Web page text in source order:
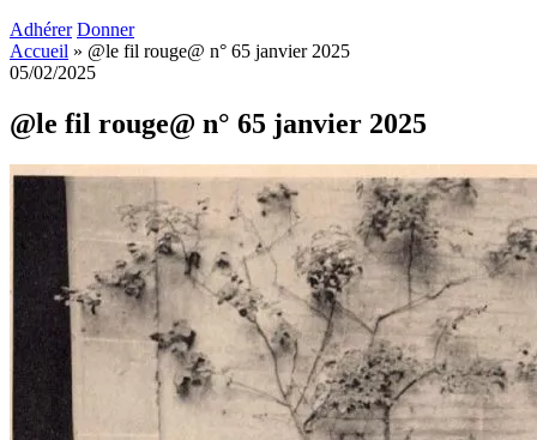
Adhérer Donner
Accueil » @le fil rouge@ n° 65 janvier 2025
05/02/2025
@le fil rouge@ n° 65 janvier 2025